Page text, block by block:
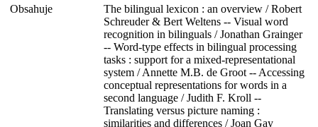
Obsahuje
The bilingual lexicon : an overview / Robert
Schreuder & Bert Weltens -- Visual word
recognition in bilinguals / Jonathan Grainger
-- Word-type effects in bilingual processing
tasks : support for a mixed-representational
system / Annette M.B. de Groot -- Accessing
conceptual representations for words in a
second language / Judith F. Kroll --
Translating versus picture naming :
similarities and differences / Joan Gay